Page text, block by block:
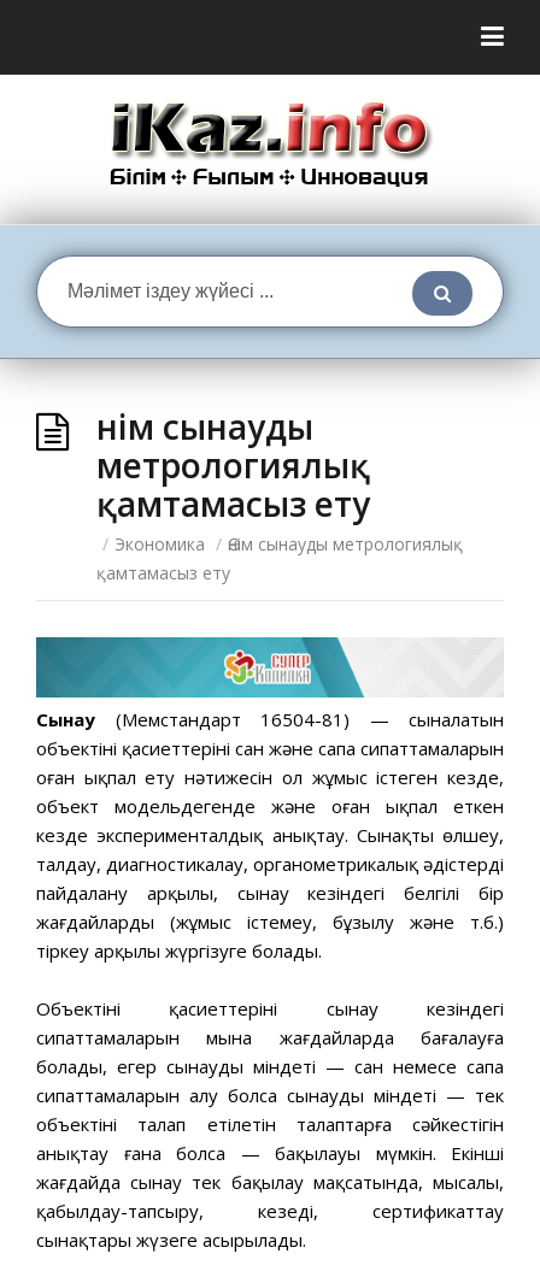
Өнім сынауды
метрологиялық
қамтамасыз ету
/ Экономика / Өнім сынауды метрологиялық
қамтамасыз ету
Сынау (Мемстандарт 16504-81) — сыналатын
объектінің қасиеттерінің сан және сапа сипаттамаларын
оған ықпал ету нәтижесін ол жұмыс істеген кезде,
объект модельдегенде және оған ықпал еткен
кезде эксперименталдық анықтау. Сынақты өлшеу,
талдау, диагностикалау, органометрикалық әдістерді
пайдалану арқылы, сынау кезіндегі белгілі бір
жағдайларды (жұмыс істемеу, бұзылу және т.б.)
тіркеу арқылы жүргізуге болады.
Объектінің қасиеттерінің сынау кезіндегі
сипаттамаларын мына жағдайларда бағалауға
болады, егер сынаудың міндеті — сан немесе сапа
сипаттамаларын алу болса сынаудың міндеті — тек
объектінің талап етілетін талаптарға сәйкестігін
анықтау ғана болса — бақылауы мүмкін. Екінші
жағдайда сынау тек бақылау мақсатында, мысалы,
қабылдау-тапсыру, кезеңді, сертификаттау
сынақтары жүзеге асырылады.